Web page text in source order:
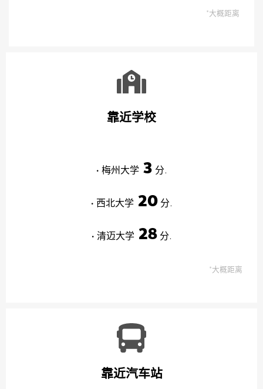
*大概距离
靠近学校
• 梅州大学 3 分.
• 西北大学 20 分.
• 清迈大学 28 分.
*大概距离
靠近汽车站